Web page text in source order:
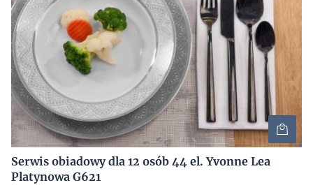
Serwis obiadowy dla 12 osób 44 el. Yvonne Lea
Platynowa G621